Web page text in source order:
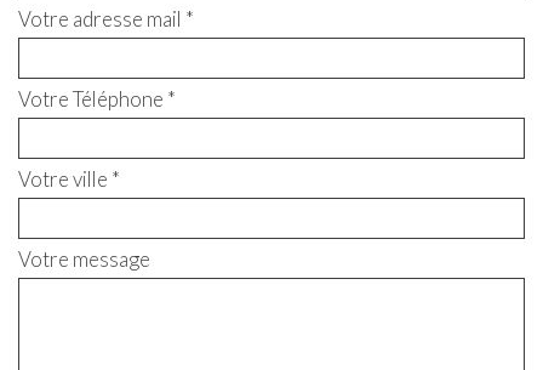
Votre adresse mail *
Votre Téléphone *
Votre ville *
Votre message